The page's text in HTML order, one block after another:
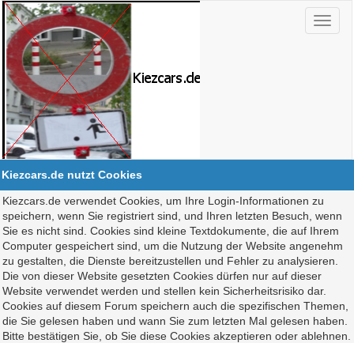
Kiezcars.de nutzt Cookies
Kiezcars.de verwendet Cookies, um Ihre Login-Informationen zu
speichern, wenn Sie registriert sind, und Ihren letzten Besuch, wenn
Sie es nicht sind. Cookies sind kleine Textdokumente, die auf Ihrem
Computer gespeichert sind, um die Nutzung der Website angenehm
zu gestalten, die Dienste bereitzustellen und Fehler zu analysieren.
Die von dieser Website gesetzten Cookies dürfen nur auf dieser
Website verwendet werden und stellen kein Sicherheitsrisiko dar.
Cookies auf diesem Forum speichern auch die spezifischen Themen,
die Sie gelesen haben und wann Sie zum letzten Mal gelesen haben.
Bitte bestätigen Sie, ob Sie diese Cookies akzeptieren oder ablehnen.